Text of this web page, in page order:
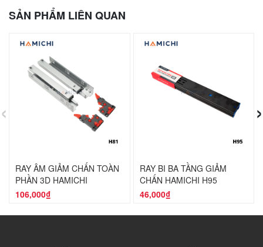
SẢN PHẨM LIÊN QUAN
RAY ÂM GIẢM CHẤN TOÀN
PHẦN 3D HAMICHI
106,000₫
RAY BI BA TẦNG GIẢM
CHẤN HAMICHI H95
46,000₫
‹ ›